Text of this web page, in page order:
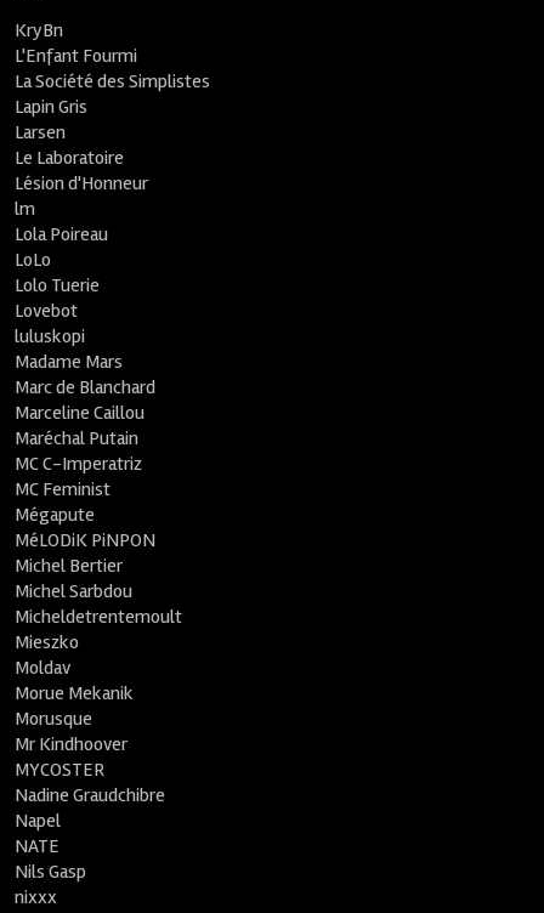
KryBn
L'Enfant Fourmi
La Société des Simplistes
Lapin Gris
Larsen
Le Laboratoire
Lésion d'Honneur
lm
Lola Poireau
LoLo
Lolo Tuerie
Lovebot
luluskopi
Madame Mars
Marc de Blanchard
Marceline Caillou
Maréchal Putain
MC C-Imperatriz
MC Feminist
Mégapute
MéLODiK PiNPON
Michel Bertier
Michel Sarbdou
Micheldetrentemoult
Mieszko
Moldav
Morue Mekanik
Morusque
Mr Kindhoover
MYCOSTER
Nadine Graudchibre
Napel
NATE
Nils Gasp
nixxx